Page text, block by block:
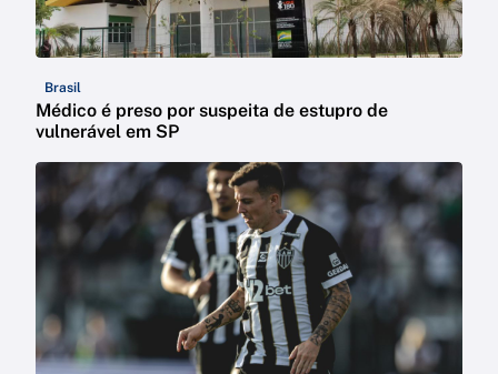
Brasil
Médico é preso por suspeita de estupro de
vulnerável em SP